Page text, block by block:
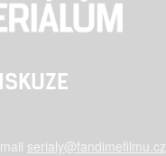
mail serialy@fandimefilmu.cz